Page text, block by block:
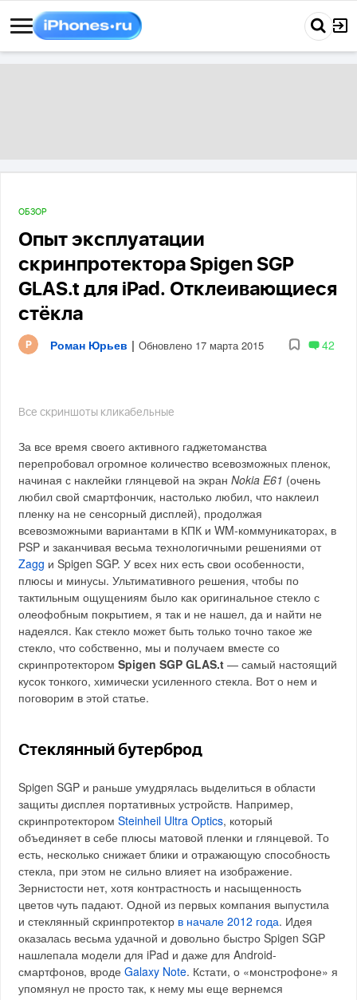
ОБЗОР
Опыт эксплуатации
скринпротектора Spigen SGP
GLAS.t для iPad. Отклеивающиеся
стёкла
Роман Юрьев | Обновлено 17 марта 2015 42
Все скриншоты кликабельные
За все время своего активного гаджетоманства
перепробовал огромное количество всевозможных пленок,
начиная с наклейки глянцевой на экранNokia E61 (очень
любил свой смартфончик, настолько любил, что наклеил
пленку на не сенсорный дисплей), продолжая
всевозможными вариантами в КПК и WM-коммуникаторах, в
PSP и заканчивая весьма технологичными решениями от
Zagg и Spigen SGP. У всех них есть свои особенности,
плюсы и минусы. Ультимативного решения, чтобы по
тактильным ощущениям было как оригинальное стекло с
олеофобным покрытием, я так и не нашел, да и найти не
надеялся. Как стекло может быть только точно такое же
стекло, что собственно, мы и получаем вместе со
скринпротекторомSpigen SGP GLAS.t — самый настоящий
кусок тонкого, химически усиленного стекла. Вот о нем и
поговорим в этой статье.
Стеклянный бутерброд
Spigen SGP и раньше умудрялась выделиться в области
защиты дисплея портативных устройств. Например,
скринпротекторомSteinheil Ultra Optics, который
объединяет в себе плюсы матовой пленки и глянцевой. То
есть, несколько снижает блики и отражающую способность
стекла, при этом не сильно влияет на изображение.
Зернистости нет, хотя контрастность и насыщенность
цветов чуть падают. Одной из первых компания выпустила
и стеклянный скринпротектор в начале 2012 года. Идея
оказалась весьма удачной и довольно быстро Spigen SGP
нашлепала модели для iPad и даже для Android-
смартфонов, вродеGalaxy Note. Кстати, о «монстрофоне» я
упомянул не просто так, к нему мы еще вернемся